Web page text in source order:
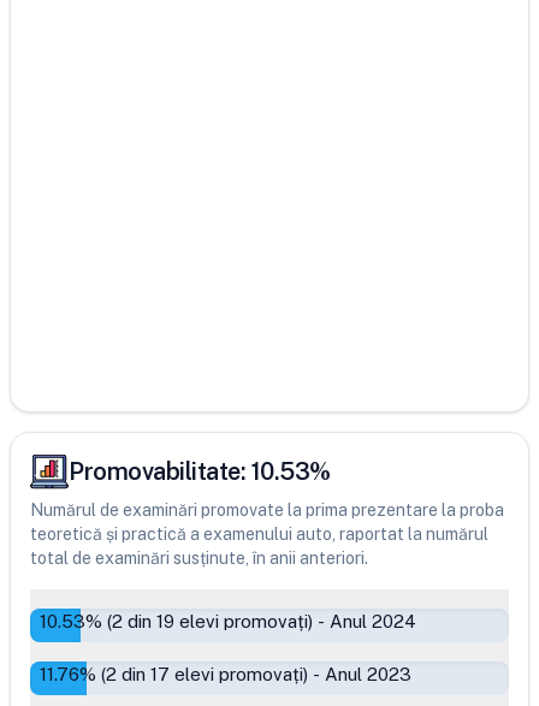
Promovabilitate: 10.53%
Numărul de examinări promovate la prima prezentare la proba
teoretică și practică a examenului auto, raportat la numărul
total de examinări susținute, în anii anteriori.
10.53% (2 din 19 elevi promovați) - Anul 2024
11.76% (2 din 17 elevi promovați) - Anul 2023